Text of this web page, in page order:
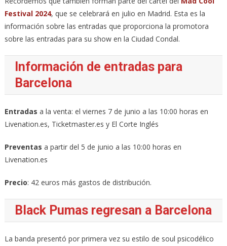
Festival 2024, que se celebrará en julio en Madrid. Esta es la
información sobre las entradas que proporciona la promotora
sobre las entradas para su show en la Ciudad Condal.
Información de entradas para
Barcelona
Entradas a la venta: el viernes 7 de junio a las 10:00 horas en
Livenation.es, Ticketmaster.es y El Corte Inglés
Preventas a partir del 5 de junio a las 10:00 horas en
Livenation.es
Precio: 42 euros más gastos de distribución.
Black Pumas regresan a Barcelona
La banda presentó por primera vez su estilo de soul psicodélico